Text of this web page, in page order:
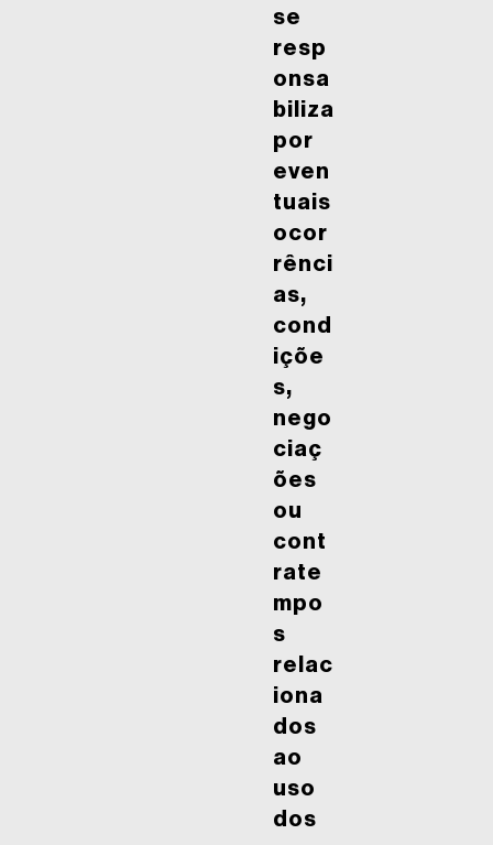
se
resp
onsa
biliza
por
even
tuais
ocor
rênci
as,
cond
içõe
s,
nego
ciaç
ões
ou
cont
rate
mpo
s
relac
iona
dos
ao
uso
dos